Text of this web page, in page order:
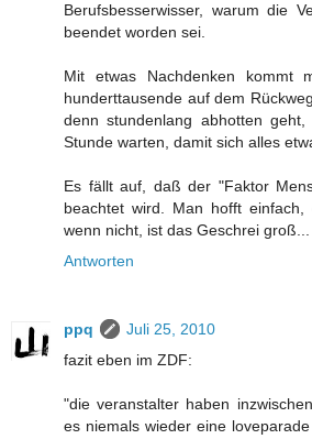
Berufsbesserwisser, warum die
beendet worden sei.
Mit etwas Nachdenken kommt
hunderttausende auf dem
denn stundenlang abhotten
Stunde warten, damit sich alles
Es fällt auf, daß der "Faktor
beachtet wird. Man hofft
wenn nicht, ist das Geschrei groß...
Antworten
ppq
Juli 25, 2010
fazit eben im ZDF:
"die veranstalter haben
es niemals wieder eine